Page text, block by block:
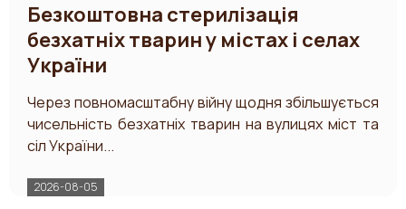
Безкоштовна стерилізація
безхатніх тварин у містах і селах
України
Через повномасштабну війну щодня збільшується
чисельність безхатніх тварин на вулицях міст та
сіл України...
2026-08-05